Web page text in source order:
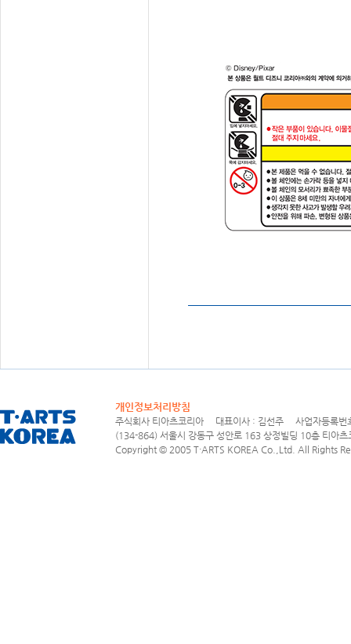
개인정보처리방침
주식회사 티아츠코리아 대표이사 : 김선주 사업자등록
(134-864) 서울시 강동구 성안로 163 상정빌딩 10층
Copyright © 2005 T·ARTS KOREA Co.,Ltd. All Rights